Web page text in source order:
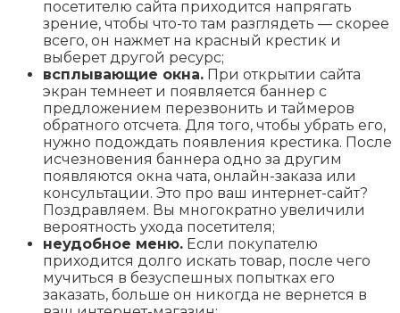
посетителю сайта приходится напрягать
зрение, чтобы что-то там разглядеть — скорее
всего, он нажмет на красный крестик и
выберет другой ресурс;
всплывающие окна. При открытии сайта
экран темнеет и появляется баннер с
предложением перезвонить и таймеров
обратного отсчета. Для того, чтобы убрать его,
нужно подождать появления крестика. После
исчезновения баннера одно за другим
появляются окна чата, онлайн-заказа или
консультации. Это про ваш интернет-сайт?
Поздравляем. Вы многократно увеличили
вероятность ухода посетителя;
неудобное меню. Если покупателю
приходится долго искать товар, после чего
мучиться в безуспешных попытках его
заказать, больше он никогда не вернется в